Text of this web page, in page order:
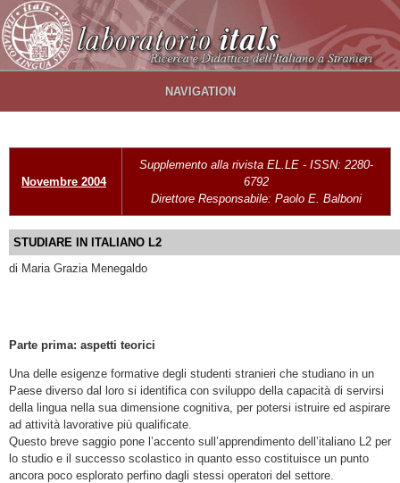
Salta al contenuto principale
NAVIGATION
Novembre 2004
Supplemento alla rivista EL.LE - ISSN: 2280-
6792
Direttore Responsabile: Paolo E. Balboni
STUDIARE IN ITALIANO L2
di Maria Grazia Menegaldo
Parte prima: aspetti teorici
Una delle esigenze formative degli studenti stranieri che studiano in un
Paese diverso dal loro si identifica con sviluppo della capacità di servirsi
della lingua nella sua dimensione cognitiva, per potersi istruire ed aspirare
ad attività lavorative più qualificate.
Questo breve saggio pone l’accento sull’apprendimento dell’italiano L2 per
lo studio e il successo scolastico in quanto esso costituisce un punto
ancora poco esplorato perfino dagli stessi operatori del settore.